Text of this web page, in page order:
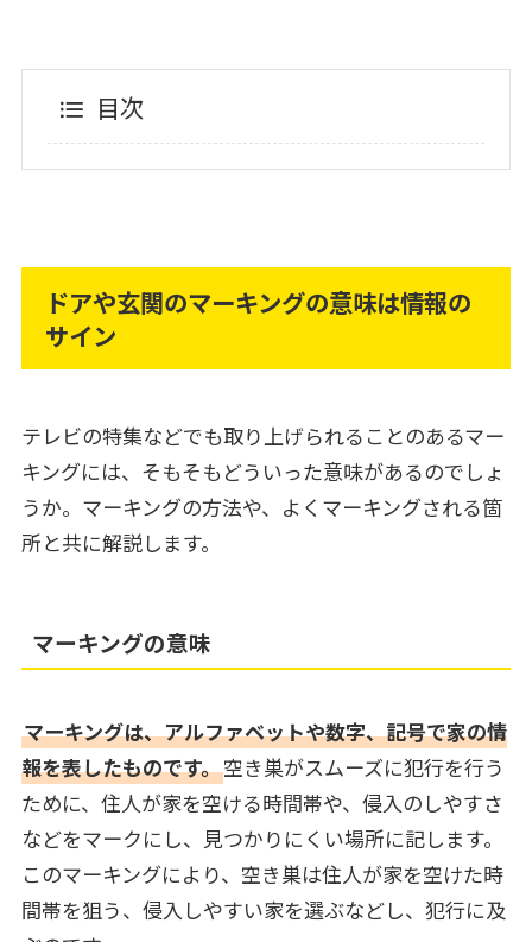
目次
ドアや玄関のマーキングの意味は情報の
サイン
テレビの特集などでも取り上げられることのあるマー
キングには、そもそもどういった意味があるのでしょ
うか。マーキングの方法や、よくマーキングされる箇
所と共に解説します。
マーキングの意味
マーキングは、アルファベットや数字、記号で家の情
報を表したものです。空き巣がスムーズに犯行を行う
ために、住人が家を空ける時間帯や、侵入のしやすさ
などをマークにし、見つかりにくい場所に記します。
このマーキングにより、空き巣は住人が家を空けた時
間帯を狙う、侵入しやすい家を選ぶなどし、犯行に及